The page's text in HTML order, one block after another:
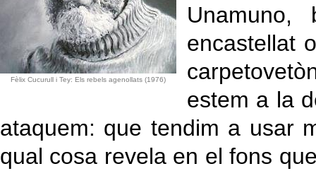
Fèlix Cucurull i Tey: Els rebels agenollats (1976)
Unamuno,
encastellat
estem a la
ataquem: que tendim a usar
qual cosa revela en el fons